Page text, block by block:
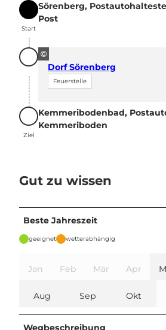
Start
Start
Sörenberg,
Post
©
Dorf Sörenberg
Feuerstelle
Ziel
Ziel
Kemmeribodenbad,
Kemmeriboden
Gut zu wissen
Beste Jahreszeit
geeignet wetterabhängig
Jan Feb Mär Apr
Aug Sep Okt